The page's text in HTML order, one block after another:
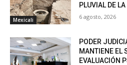
Mexicali
PLUVIAL DE
6 agosto, 2026
PODER
MANTIENE EL
EVALUACIÓN